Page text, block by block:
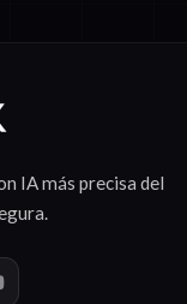
IAmás precisa del
.